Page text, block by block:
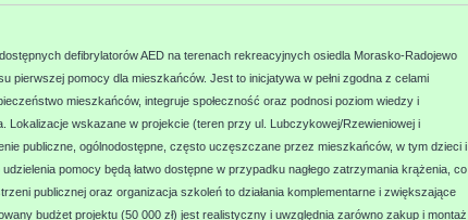
defibrylatorów AED na terenach rekreacyjnych osiedla Morasko-Radojewo
pierwszej pomocy dla mieszkańców. Jest to inicjatywa w pełni zgodna z celami
mieszkańców, integruje społeczność oraz podnosi poziom wiedzy i
Lokalizacje wskazane w projekcie (teren przy ul. Lubczykowej/Rzewieniowej i
publiczne, ogólnodostępne, często uczęszczane przez mieszkańców, w tym dzieci i
pomocy będą łatwo dostępne w przypadku nagłego zatrzymania krążenia, co
publicznej oraz organizacja szkoleń to działania komplementarne i zwiększające
budżet projektu (50 000 zł) jest realistyczny i uwzględnia zarówno zakup i montaż